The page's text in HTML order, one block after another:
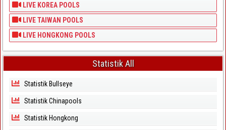
LIVE KOREA POOLS
LIVE TAIWAN POOLS
LIVE HONGKONG POOLS
Statistik All
Statistik Bullseye
Statistik Chinapools
Statistik Hongkong